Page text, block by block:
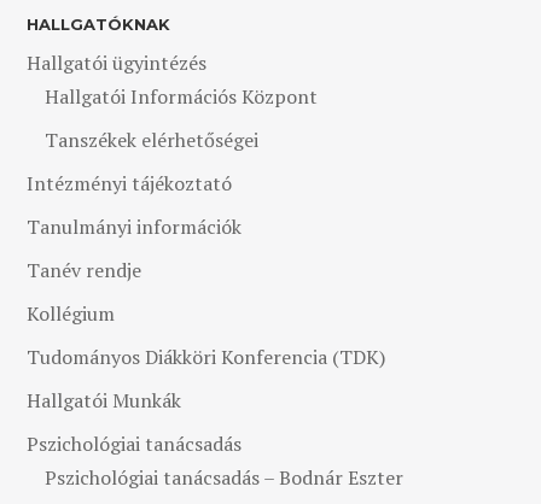
HALLGATÓKNAK
Hallgatói ügyintézés
Hallgatói Információs Központ
Tanszékek elérhetőségei
Intézményi tájékoztató
Tanulmányi információk
Tanév rendje
Kollégium
Tudományos Diákköri Konferencia (TDK)
Hallgatói Munkák
Pszichológiai tanácsadás
Pszichológiai tanácsadás – Bodnár Eszter